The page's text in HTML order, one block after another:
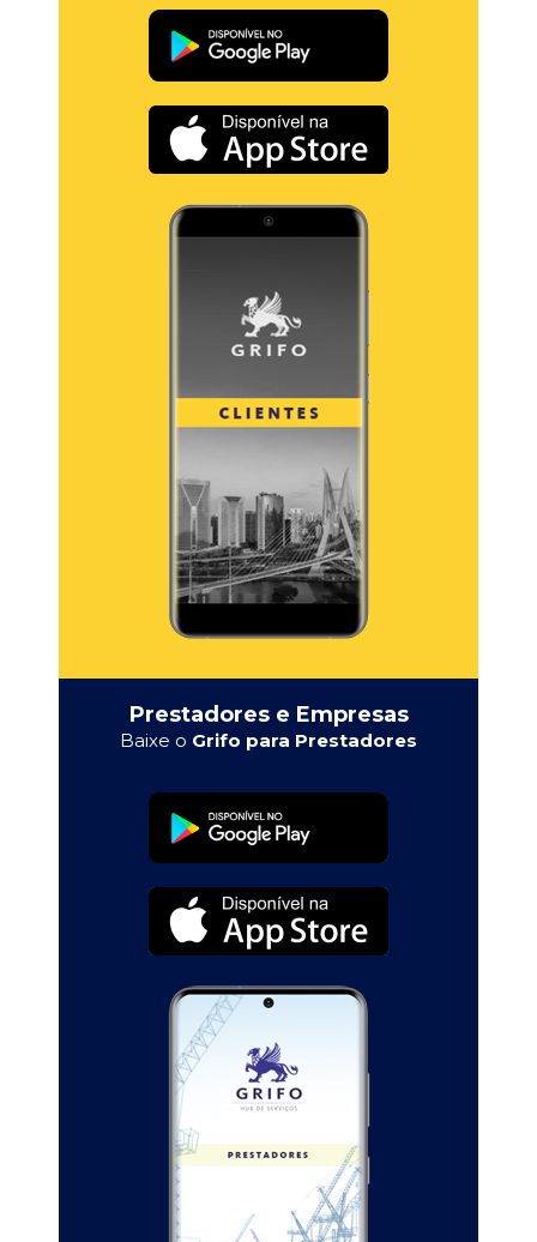
Prestadores e Empresas
Baixe o Grifo para Prestadores